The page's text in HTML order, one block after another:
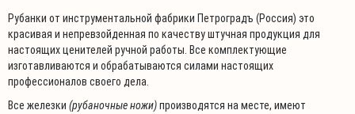
Рубанки от инструментальной фабрики Петроградъ (Россия) это
красивая и непревзойденная по качеству штучная продукция для
настоящих ценителей ручной работы. Все комплектующие
изготавливаются и обрабатываются силами настоящих
профессионалов своего дела.
Все железки (рубаночные ножи)производятся на месте, имеют